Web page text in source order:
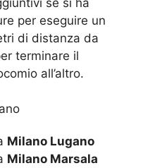
per eseguire un
di distanza da
terminare il
all’altro.
Milano Lugano
Milano Marsala